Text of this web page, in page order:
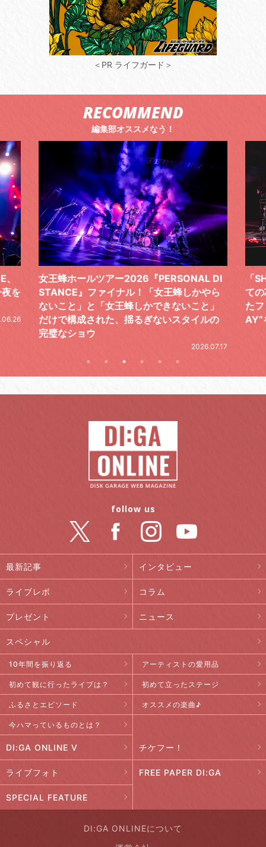
＜PR ライフガード＞
RECOMMEND
編集部オススメなう！
ら
の
「SHISHAMOでした!!!」ロックバンドとし
ての芯を貫き通し、笑顔と感謝で泳ぎ切っ
たファイナルライブ、DAY2“GOODBYE D
AY”をレポート
気
レ
最新記事 インタビュー
ライブレポ コラム
プレゼント ニュース
スペシャル
10年間を振り返る アーティストの愛用品
初めて観に行ったライブは？ 初めて立ったステージ
ふるさとエピソード オススメの楽曲♪
今ハマっているものとは？
DI:GA ONLINE V チケフー！
ライブフォト FREE PAPER DI:GA
SPECIAL FEATURE
follow us
DI:GA ONLINEについて